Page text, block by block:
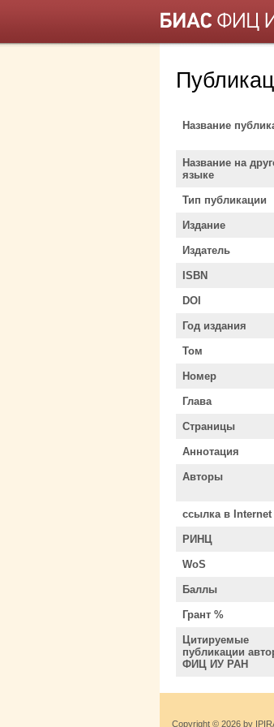
Название
Название на
языке
Тип публикации
Издание
Издатель
ISBN
DOI
Год издания
Том
Номер
Глава
Страницы
Аннотация
Авторы
ссылка в Internet
РИНЦ
WoS
Баллы
Грант %
Цитируемые
публикации
ФИЦ ИУ РАН
Copyright © 2026 by